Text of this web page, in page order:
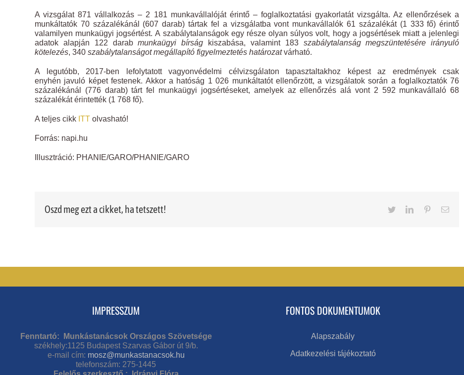
A vizsgálat 871 vállalkozás – 2 181 munkavállalóját érintő – foglalkoztatási gyakorlatát vizsgálta. Az ellenőrzések a
munkáltatók 70 százalékánál (607 darab) tártak fel a vizsgálatba vont munkavállalók 61 százalékát (1 333 fő) érintő
valamilyen munkaügyi jogsértést. A szabálytalanságok egy része olyan súlyos volt, hogy a jogsértések miatt a jelenlegi
adatok alapján 122 darabmunkaügyi bírság kiszabása, valamint 183 szabálytalanság megszüntetéséreirányuló
kötelezés, 340 szabálytalanságot megállapító figyelmeztetés határozatvárható.
A legutóbb, 2017-ben lefolytatott vagyonvédelmi célvizsgálaton tapasztaltakhoz képest az eredmények csak
enyhén javuló képet festenek. Akkor a hatóság 1 026 munkáltatót ellenőrzött, a vizsgálatok során a foglalkoztatók 76
százalékánál (776 darab) tárt fel munkaügyi jogsértéseket, amelyek az ellenőrzés alá vont 2 592 munkavállaló 68
százalékát érintették (1 768 fő).
A teljes cikk ITT olvasható!
Forrás: napi.hu
Illusztráció: PHANIE/GARO/PHANIE/GARO
Oszd meg ezt a cikket, ha tetszett! TwitterLinkedInPinterestEmail
IMPRESSZUM
Fenntartó: Munkástanácsok Országos Szövetsége
székhely:1125 Budapest Szarvas Gábor út 9/b.
e-mail cím: mosz@munkastanacsok.hu
telefonszám: 275-1445
FONTOS DOKUMENTUMOK
Alapszabály
Adatkezelési tájékoztató